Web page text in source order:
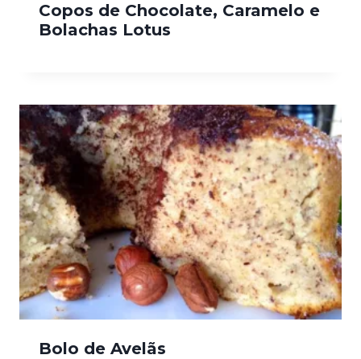
Copos de Chocolate, Caramelo e
Bolachas Lotus
Bolo de Avelãs